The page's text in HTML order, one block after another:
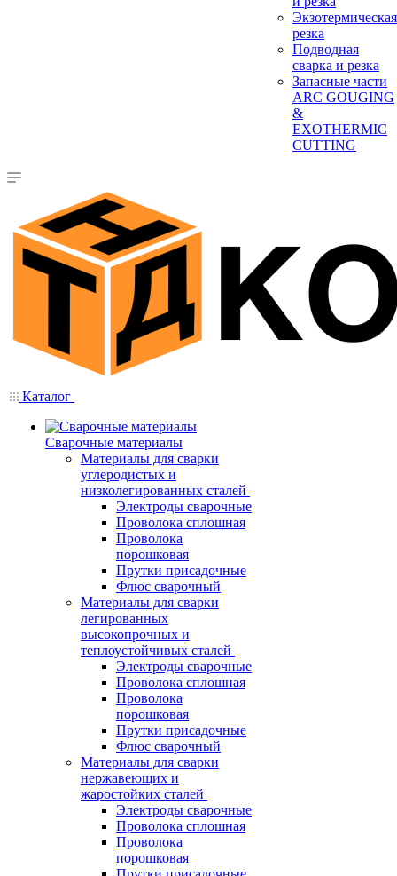
Экзотермическая
резка
Подводная
сварка и резка
Запасные части
ARC GOUGING
&
EXOTHERMIC
CUTTING
Каталог
Сварочные материалы
Материалы для сварки
углеродистых и
низколегированных сталей
Электроды сварочные
Проволока сплошная
Проволока
порошковая
Прутки присадочные
Флюс сварочный
Материалы для сварки
легированных
высокопрочных и
теплоустойчивых сталей
Электроды сварочные
Проволока сплошная
Проволока
порошковая
Прутки присадочные
Флюс сварочный
Материалы для сварки
нержавеющих и
жаростойких сталей
Электроды сварочные
Проволока сплошная
Проволока
порошковая